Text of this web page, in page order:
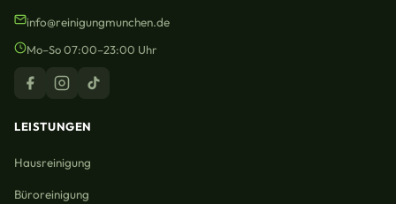
info@reinigungmunchen.de
Mo–So 07:00–23:00 Uhr
LEISTUNGEN
Hausreinigung
Büroreinigung